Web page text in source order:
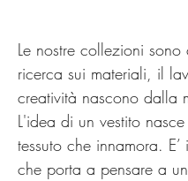
Le nostre collezioni sono
ricerca sui materiali, il
creatività nascono dalla
L'idea di un vestito
tessuto che innamora. E’
che porta a pensare a